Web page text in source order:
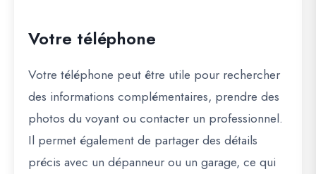
Votre téléphone
Votre téléphone peut être utile pour rechercher
des informations complémentaires, prendre des
photos du voyant ou contacter un professionnel.
Il permet également de partager des détails
précis avec un dépanneur ou un garage, ce qui